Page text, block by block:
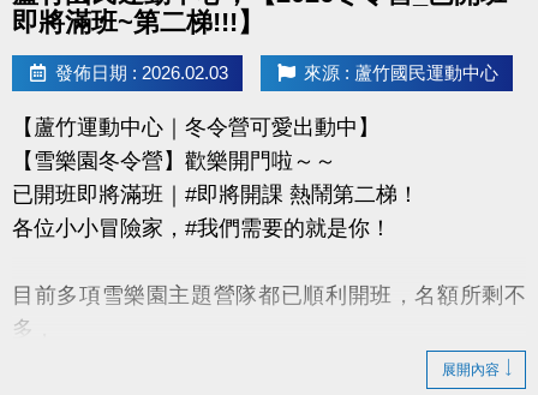
即將滿班~第二梯!!!】
發佈日期 : 2026.02.03 來源 : 蘆竹國民運動中心
【蘆竹運動中心｜冬令營可愛出動中】
【雪樂園冬令營】歡樂開門啦～～
已開班即將滿班｜#即將開課 熱鬧第二梯！
各位小小冒險家，#我們需要的就是你！
目前多項雪樂園主題營隊都已順利開班，名額所剩不
多，
還有部分課程即將開課，只差幾位小小探險家就能啟
展開內容